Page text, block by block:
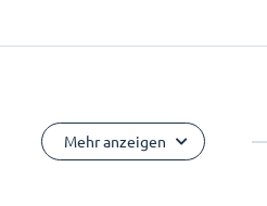
Mehr anzeigen